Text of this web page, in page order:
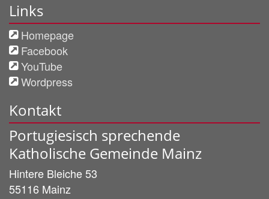
Links
Homepage
Facebook
YouTube
Wordpress
Kontakt
Portugiesisch sprechende
Katholische Gemeinde Mainz
Hintere Bleiche 53
55116 Mainz